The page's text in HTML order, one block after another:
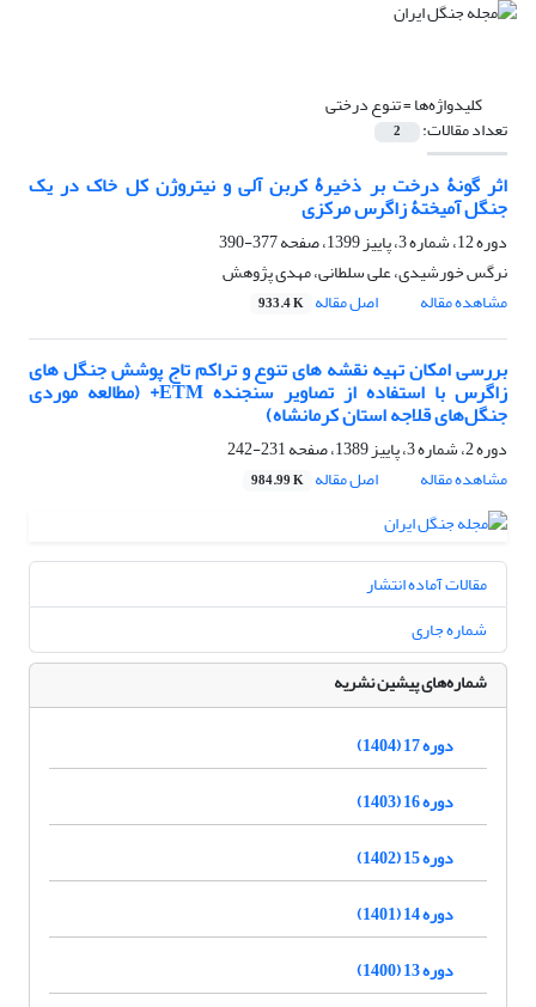
کلیدواژه‌ها =تنوع درختی
تعداد مقالات: 2
اثر گونۀ درخت بر ذخیرۀ کربن آلی و نیتروژن کل خاک در یک
جنگل آمیختۀ زاگرس مرکزی
دوره 12، شماره 3، پاییز 1399، صفحه
377-390
نرگس خورشیدی، علی سلطانی، مهدی پژوهش
مشاهده مقاله
اصل مقاله 933.4 K
بررسی امکان تهیه نقشه های تنوع و تراکم تاج پوشش جنگل های
زاگرس با استفاده از تصاویر سنجنده ETM+ (مطالعه موردی
جنگل‌های قلاجه استان کرمانشاه)
دوره 2، شماره 3، پاییز 1389، صفحه
231-242
مشاهده مقاله
اصل مقاله 984.99 K
مقالات آماده انتشار
شماره جاری
شماره‌های پیشین نشریه
دوره 17 (1404)
دوره 16 (1403)
دوره 15 (1402)
دوره 14 (1401)
دوره 13 (1400)